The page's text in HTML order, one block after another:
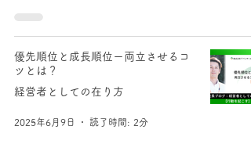
優先順位と成長順位ー両立させるコ
ツとは？
経営者としての在り方
2025年6月9日 読了時間: 2分